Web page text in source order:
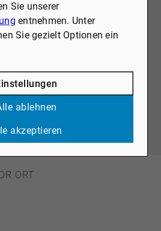
ORT
Sie unserer
entnehmen. Unter
Sie gezielt Optionen ein
ablehnen
akzeptieren